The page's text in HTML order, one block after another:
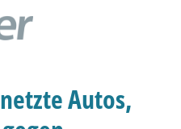
Autos,